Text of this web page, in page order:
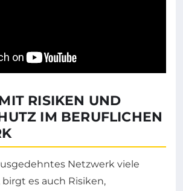
RISIKEN UND
IM BERUFLICHEN
Netzwerk viele
es auch Risiken,